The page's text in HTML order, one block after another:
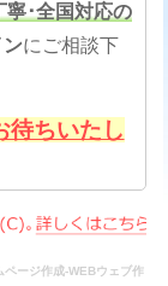
寧･全国対応の
にご相談下
待ちいたし
ページ作成-WEBウェブ作